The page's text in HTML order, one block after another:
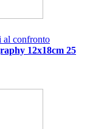
al confronto
12x18cm 25